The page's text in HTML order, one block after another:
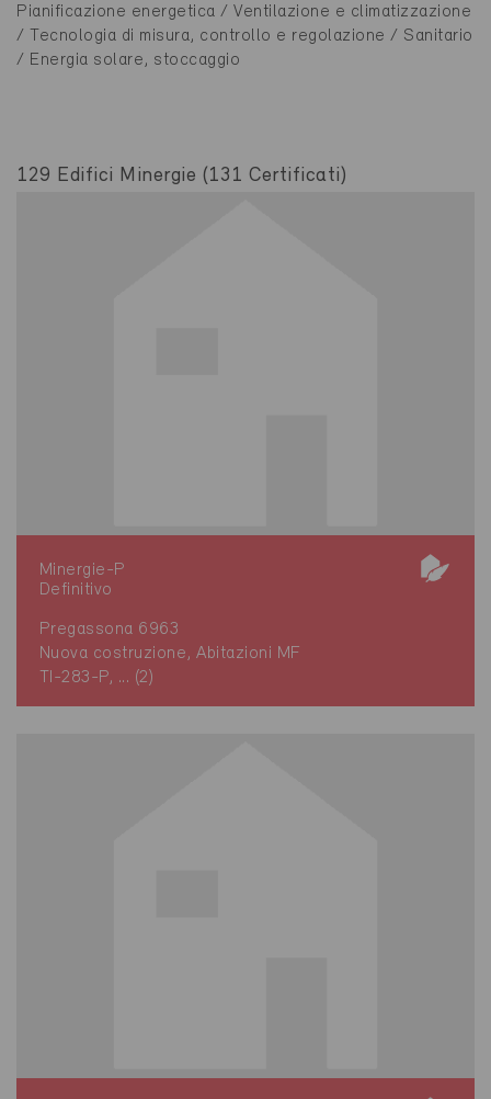
Pianificazione energetica / Ventilazione e climatizzazione
/ Tecnologia di misura, controllo e regolazione / Sanitario
/ Energia solare, stoccaggio
129 Edifici Minergie (131 Certificati)
Minergie-P
Definitivo
Pregassona 6963
Nuova costruzione, Abitazioni MF
TI-283-P, ... (2)